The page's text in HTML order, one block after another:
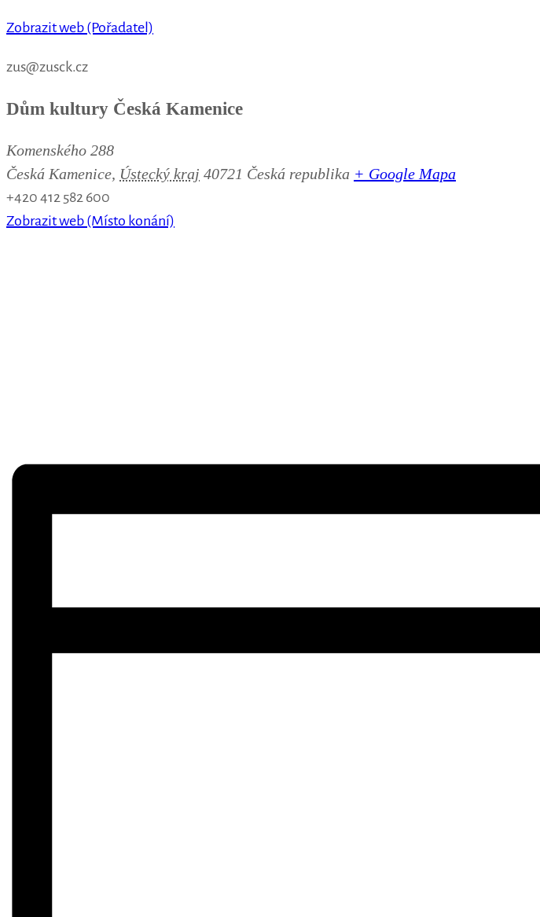
Zobrazit web (Pořadatel)
zus@zusck.cz
Dům kultury Česká Kamenice
Komenského 288
Česká Kamenice, Ústecký kraj 40721 Česká republika + Google Mapa
+420 412 582 600
Zobrazit web (Místo konání)